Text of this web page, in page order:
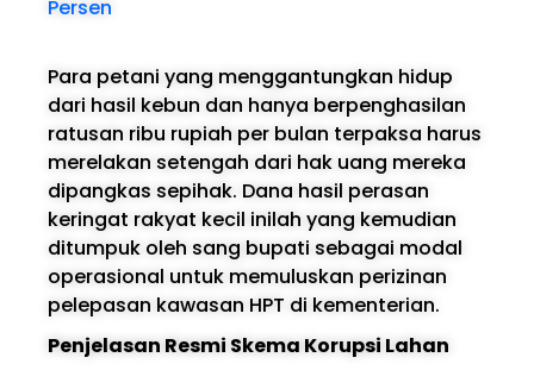
Persen
Para petani yang menggantungkan hidup
dari hasil kebun dan hanya berpenghasilan
ratusan ribu rupiah per bulan terpaksa harus
merelakan setengah dari hak uang mereka
dipangkas sepihak. Dana hasil perasan
keringat rakyat kecil inilah yang kemudian
ditumpuk oleh sang bupati sebagai modal
operasional untuk memuluskan perizinan
pelepasan kawasan HPT di kementerian.
Penjelasan Resmi Skema Korupsi Lahan